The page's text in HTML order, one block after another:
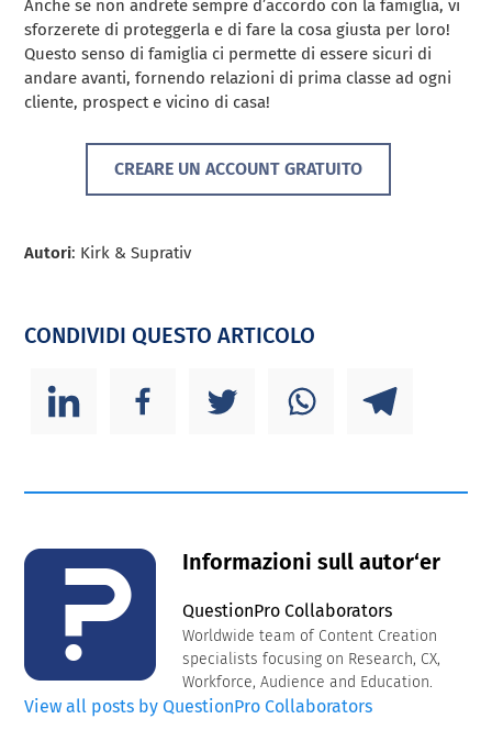
Anche se non andrete sempre d’accordo con la famiglia, vi
sforzerete di proteggerla e di fare la cosa giusta per loro!
Questo senso di famiglia ci permette di essere sicuri di
andare avanti, fornendo relazioni di prima classe ad ogni
cliente, prospect e vicino di casa!
CREARE UN ACCOUNT GRATUITO
Autori: Kirk & Suprativ
CONDIVIDI QUESTO ARTICOLO
Informazioni sull autor‘er
QuestionPro Collaborators
Worldwide team of Content Creation
specialists focusing on Research, CX,
Workforce, Audience and Education.
View all posts by QuestionPro Collaborators